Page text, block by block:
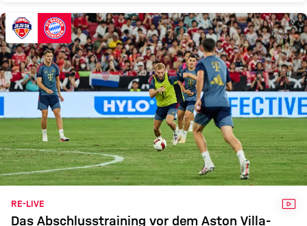
RE-LIVE
Das Abschlusstraining vor dem Aston Villa-